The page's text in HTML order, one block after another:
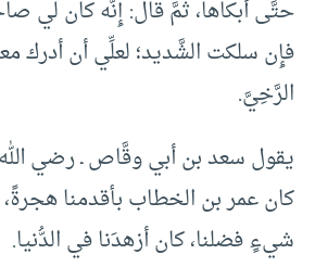
حتَّى أبكاها، ثمَّ قال: إِنَّه كان لي
فإِن سلكت الشَّديد؛ لعلِّي أن أدرك
الرَّخِيَّ.
يقول سعد بن أبي وقَّاص ـ رضي الله
كان عمر بن الخطاب بأقدمنا
شيءٍ فضلنا، كان أزهدَنا في الدُّنيا.